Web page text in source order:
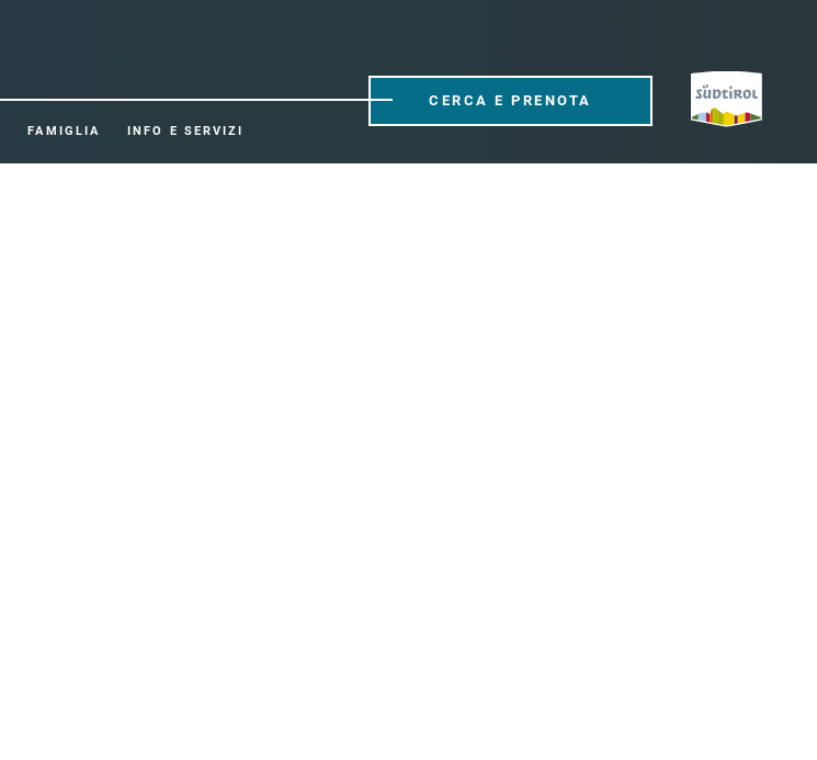
FAMIGLIA INFO E SERVIZI
CERCA E PRENOTA